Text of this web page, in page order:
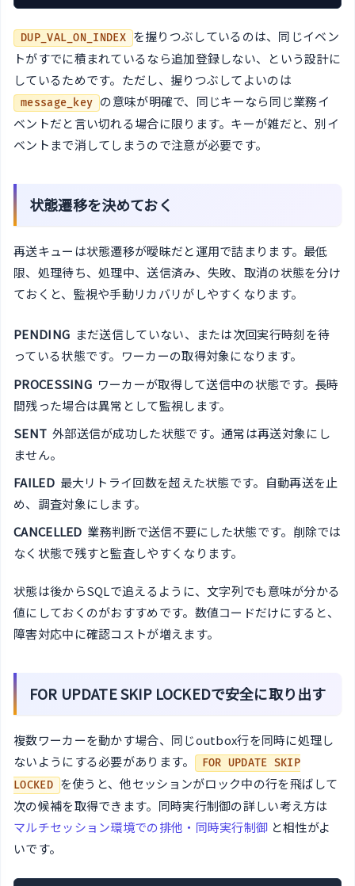
DUP_VAL_ON_INDEX を握りつぶしているのは、同じイベン
トがすでに積まれているなら追加登録しない、という設計に
しているためです。ただし、握りつぶしてよいのは
message_key
の意味が明確で、同じキーなら同じ業務イ
ベントだと言い切れる場合に限ります。キーが雑だと、別イ
ベントまで消してしまうので注意が必要です。
状態遷移を決めておく
再送キューは状態遷移が曖昧だと運用で詰まります。最低
限、処理待ち、処理中、送信済み、失敗、取消の状態を分け
ておくと、監視や手動リカバリがしやすくなります。
PENDING まだ送信していない、または次回実行時刻を待
っている状態です。ワーカーの取得対象になります。
PROCESSING ワーカーが取得して送信中の状態です。長時
間残った場合は異常として監視します。
SENT 外部送信が成功した状態です。通常は再送対象にし
ません。
FAILED 最大リトライ回数を超えた状態です。自動再送を止
め、調査対象にします。
CANCELLED 業務判断で送信不要にした状態です。削除では
なく状態で残すと監査しやすくなります。
状態は後からSQLで追えるように、文字列でも意味が分かる
値にしておくのがおすすめです。数値コードだけにすると、
障害対応中に確認コストが増えます。
FOR UPDATE SKIP LOCKEDで安全に取り出す
複数ワーカーを動かす場合、同じoutbox行を同時に処理し
ないようにする必要があります。
FOR UPDATE SKIP
LOCKED を使うと、他セッションがロック中の行を飛ばして
次の候補を取得できます。同時実行制御の詳しい考え方は
マルチセッション環境での排他・同時実行制御 と相性がよ
いです。